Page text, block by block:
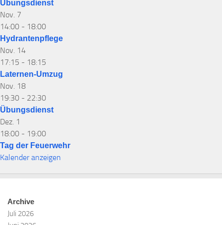
Übungsdienst
Nov. 7
14:00 - 18:00
Hydrantenpflege
Nov. 14
17:15 - 18:15
Laternen-Umzug
Nov. 18
19:30 - 22:30
Übungsdienst
Dez. 1
18:00 - 19:00
Tag der Feuerwehr
Kalender anzeigen
Archive
Juli 2026